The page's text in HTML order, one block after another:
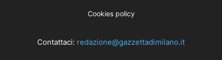
Cookies policy
Contattaci: redazione@gazzettadimilano.it